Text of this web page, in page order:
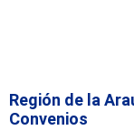
Región de la
Convenios